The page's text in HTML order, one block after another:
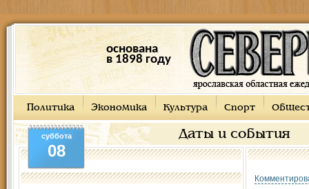
основана
в 1898 году
Политика Экономика Культура Спорт
Даты и события
суббота
08